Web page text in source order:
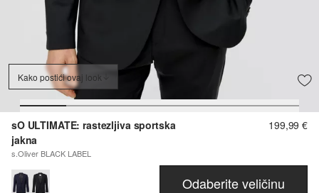
Kako postići ovaj look
sO ULTIMATE: rastezljiva sportska
jakna
s.Oliver BLACK LABEL
199,99 €
Odaberite veličinu